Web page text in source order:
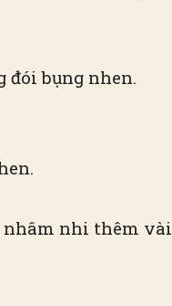
đói bụng nhen.
nhâm nhi thêm vài